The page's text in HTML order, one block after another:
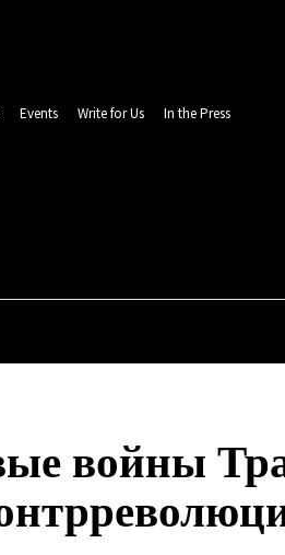
Events Write for Us In the Press
войны